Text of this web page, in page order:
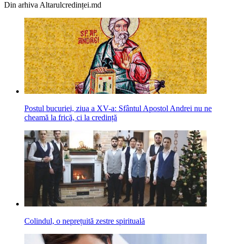
Din arhiva Altarulcredinței.md
Postul bucuriei, ziua a XV-a: Sfântul Apostol Andrei nu ne
cheamă la frică, ci la credință
Colindul, o neprețuită zestre spirituală